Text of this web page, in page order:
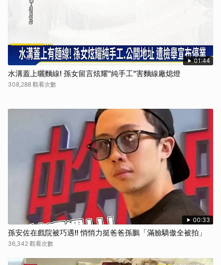
01:44
水溝蓋上曬麵線! 孫女留言炫耀"純手工"害麵線廠熄燈
308,288 觀看次數
00:33
孫安佐在戲院被巧遇!! 悄悄力挺爸爸孫鵬「滿臉驕傲全被拍」
36,342 觀看次數